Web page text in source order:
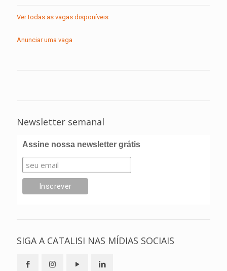
Ver todas as vagas disponíveis
Anunciar uma vaga
Newsletter semanal
Assine nossa newsletter grátis
SIGA A CATALISI NAS MÍDIAS SOCIAIS